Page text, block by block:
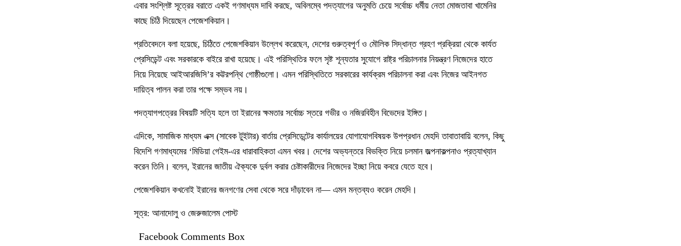
এবার সংশ্লিষ্ট সূত্রের বরাতে একই গণমাধ্যম দাবি করছে, অবিলম্বে পদত্যাগের অনুমতি চেয়ে সর্বোচ্চ ধর্মীয় নেতা মোজতাবা খামেনির
কাছে চিঠি দিয়েছেন পেজেশকিয়ান।
প্রতিবেদনে বলা হয়েছে, চিঠিতে পেজেশকিয়ান উল্লেখ করেছেন, দেশের গুরুত্বপূর্ণ ও মৌলিক সিদ্ধান্ত গ্রহণ প্রক্রিয়া থেকে কার্যত
প্রেসিডেন্ট এবং সরকারকে বাইরে রাখা হয়েছে। এই পরিস্থিতির ফলে সৃষ্ট শূন্যতার সুযোগে রাষ্ট্র পরিচালনার নিয়ন্ত্রণ নিজেদের হাতে
নিয়ে নিয়েছে আইআরজিসি’র কট্টরপন্থি গোষ্ঠীগুলো। এমন পরিস্থিতিতে সরকারের কার্যক্রম পরিচালনা করা এবং নিজের আইনগত
দায়িত্ব পালন করা তার পক্ষে সম্ভব নয়।
পদত্যাগপত্রের বিষয়টি সত্যি হলে তা ইরানের ক্ষমতার সর্বোচ্চ স্তরে গভীর ও নজিরবিহীন বিভেদের ইঙ্গিত।
এদিকে, সামাজিক মাধ্যম এক্স (সাবেক টুইটার) বার্তায় প্রেসিডেন্টের কার্যালয়ের যোগাযোগবিষয়ক উপপ্রধান মেহদি তাবাতাবায়ি বলেন, কিছু
বিদেশি গণমাধ্যমের ‘মিডিয়া গেইম-এর ধারাবাহিকতা এমন খবর। দেশের অভ্যন্তরে বিভক্তি নিয়ে চলমান জল্পনাকল্পনাও প্রত্যাখ্যান
করেন তিনি। বলেন, ইরানের জাতীয় ঐক্যকে দুর্বল করার চেষ্টাকারীদের নিজেদের ইচ্ছা নিয়ে কবরে যেতে হবে।
পেজেশকিয়ান কখনোই ইরানের জনগণের সেবা থেকে সরে দাঁড়াবেন না— এমন মন্তব্যও করেন মেহদি।
সূত্র: আনাদোলু ও জেরুজালেম পোস্ট
Facebook Comments Box